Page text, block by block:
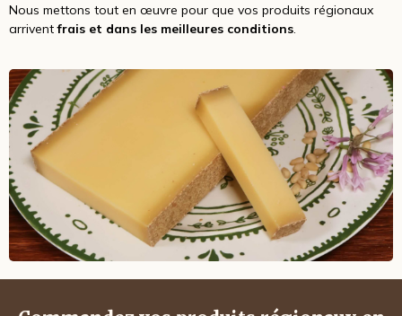
Nous mettons tout en œuvre pour que vos produits régionaux
arriventfrais et dans les meilleures conditions.